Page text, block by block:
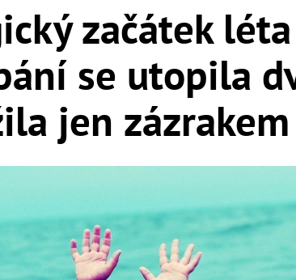
začátek
se utopila
jen zázrakem